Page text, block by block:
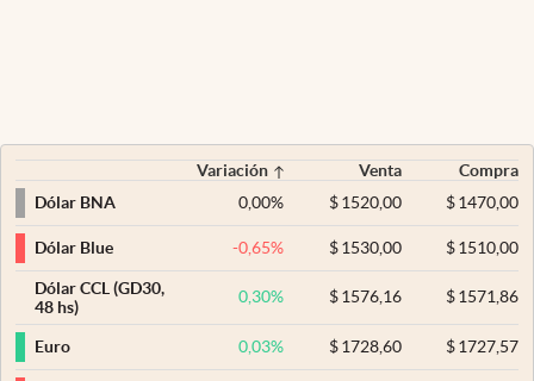
Variación Venta
Compra
Dólar BNA
0,00% $ 1520,00 $1470,00
Dólar Blue -0,65% $ 1530,00 $1510,00
Dólar CCL (GD30,
48 hs)
0,30% $ 1576,16 $1571,86
Euro 0,03% $ 1728,60 $1727,57